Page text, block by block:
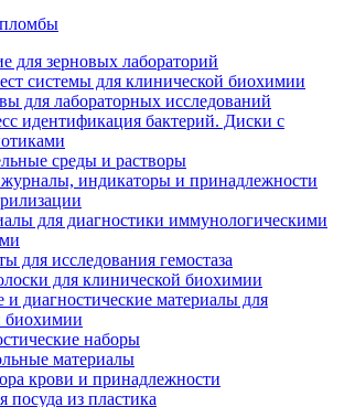
для зерновых лабораторий
системы для клинической биохимии
для лабораторных исследований
идентификация бактерий. Диски с
среды и растворы
индикаторы и принадлежности
для диагностики иммунологическими
для исследования гемостаза
для клинической биохимии
и диагностические материалы для
биохимии
наборы
материалы
крови и принадлежности
посуда из пластика